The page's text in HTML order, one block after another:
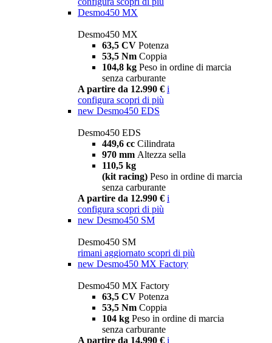
Desmo450 MX
Desmo450 MX
63,5 CV Potenza
53,5 Nm Coppia
104,8 kg Peso in ordine di marcia
senza carburante
A partire da 12.990 € i
configura scopri di più
new Desmo450 EDS
Desmo450 EDS
449,6 cc Cilindrata
970 mm Altezza sella
110,5 kg
(kit racing) Peso in ordine di marcia
senza carburante
A partire da 12.990 € i
configura scopri di più
new Desmo450 SM
Desmo450 SM
rimani aggiornato scopri di più
new Desmo450 MX Factory
Desmo450 MX Factory
63,5 CV Potenza
53,5 Nm Coppia
104 kg Peso in ordine di marcia
senza carburante
A partire da 14.990 € i